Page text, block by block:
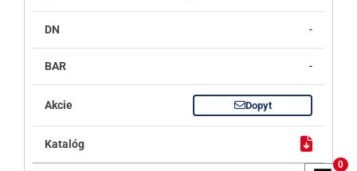
-
-
Dopyt
0